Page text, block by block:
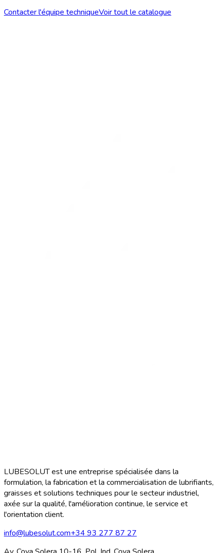
Contacter l'équipe techniqueVoir tout le catalogue
LUBESOLUT est une entreprise spécialisée dans la
formulation, la fabrication et la commercialisation de lubrifiants,
graisses et solutions techniques pour le secteur industriel,
axée sur la qualité, l'amélioration continue, le service et
l'orientation client.
info@lubesolut.com+34 93 277 87 27